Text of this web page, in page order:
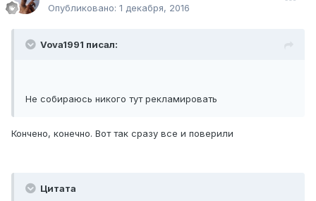
Опубликовано: 1 декабря, 2016
Vova1991 писал:
Не собираюсь никого тут рекламировать
Кончено, конечно. Вот так сразу все и поверили
Цитата